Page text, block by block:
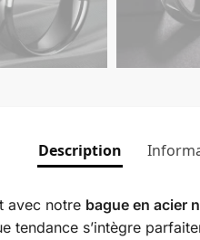
Description
avec notre bague en acier
tendance s’intègre